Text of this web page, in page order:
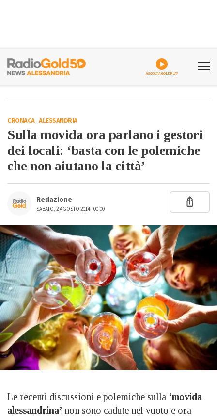
ASCOLTA GOLDPLAY
CRONACA-ALESSANDRIA
Sulla movida ora parlano i gestori
dei locali: ‘basta con le polemiche
che non aiutano la città’
Redazione
SABATO, 2 AGOSTO 2014 - 00:00
Le recenti discussioni e polemiche sulla ‘movida
alessandrina’ non sono cadute nel vuoto e ora